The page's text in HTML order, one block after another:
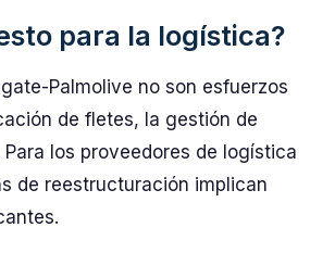
para la logística?
Palmolive no son esfuerzos
de fletes, la gestión de
los proveedores de logística
de reestructuración implican